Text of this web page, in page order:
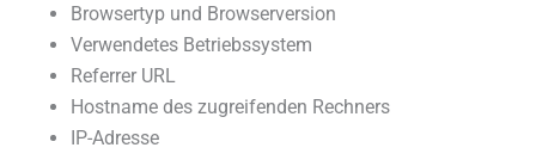
Browsertyp und Browserversion
Verwendetes Betriebssystem
Referrer URL
Hostname des zugreifenden Rechners
IP-Adresse